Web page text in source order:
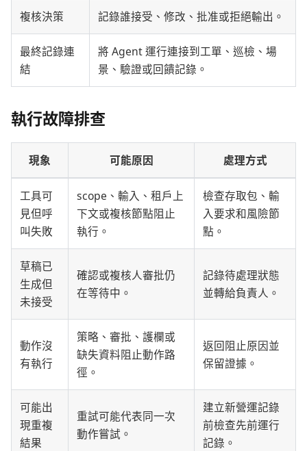
複核決策 記錄誰接受、修改、批准或拒絕輸出。
最終記錄連
結
將 Agent 運行連接到工單、巡檢、場
景、驗證或回饋記錄。
執行故障排查
現象 可能原因 處理方式
工具可
見但呼
叫失敗
scope、輸入、租戶上
下文或複核節點阻止
執行。
檢查存取包、輸
入要求和風險節
點。
草稿已
生成但
未接受
確認或複核人審批仍
在等待中。
記錄待處理狀態
並轉給負責人。
動作沒
有執行
策略、審批、護欄或
缺失資料阻止動作路
徑。
返回阻止原因並
保留證據。
可能出
現重複
結果
重試可能代表同一次
動作嘗試。
建立新營運記錄
前檢查先前運行
記錄。